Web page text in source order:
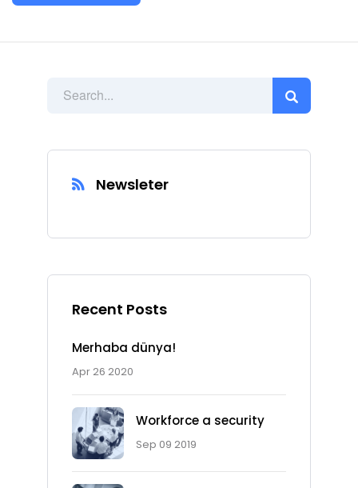
Newsleter
Recent Posts
Merhaba dünya!
Apr 26 2020
Workforce a security
Sep 09 2019